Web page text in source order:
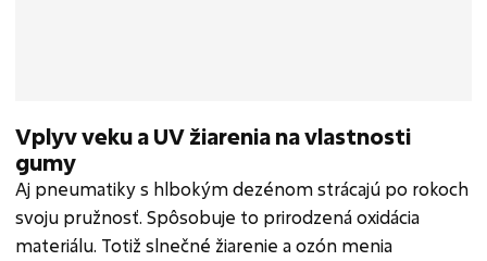
Vplyv veku a UV žiarenia na vlastnosti
gumy
Aj pneumatiky s hlbokým dezénom strácajú po rokoch
svoju pružnosť. Spôsobuje to prirodzená oxidácia
materiálu. Totiž slnečné žiarenie a ozón menia